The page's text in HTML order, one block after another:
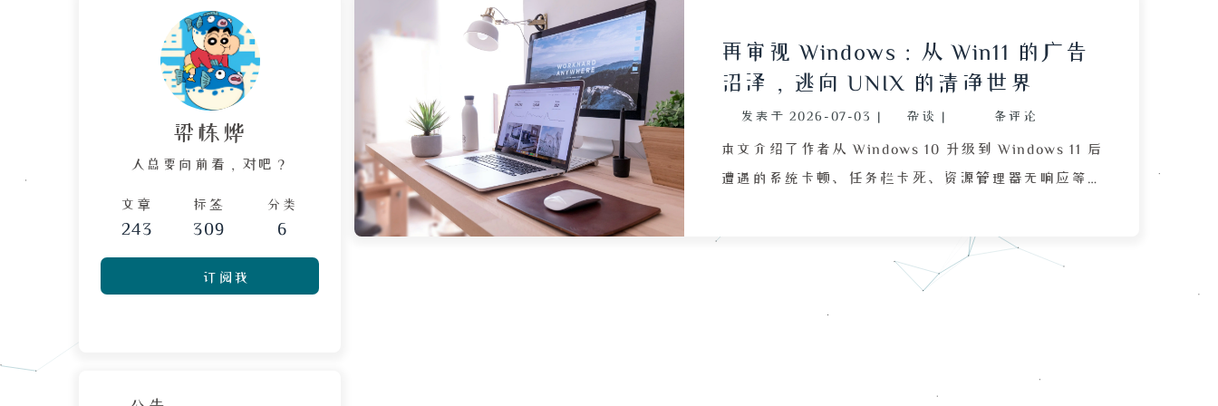
再审视 Windows：从 Win11 的广告
沼泽，逃向 UNIX 的清净世界
发表于 2026-07-03 | 杂谈 | 条评论
本文介绍了作者从 Windows 10 升级到 Windows 11 后
遭遇的系统卡顿、任务栏卡死、资源管理器无响应等
面影响。即便后来换用性能强大的游戏本，作者仍倾
向于使用 Windows 10 或 Linux，但 Linux 的驱动折
腾和命令行依赖又让他返回 Windows 10。最终作者转
的广告，指出操作系统作为基础软件不应成为广告分
梁栋烨
人总要向前看，对吧？
文章
243
标签
309
分类
6
订阅我